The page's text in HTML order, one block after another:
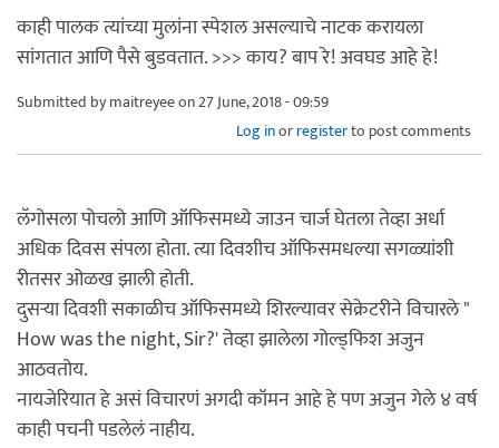
काही पालक त्यांच्या मुलांना स्पेशल असल्याचे नाटक करायला
सांगतात आणि पैसे बुडवतात. >>> काय? बाप रे! अवघड आहे हे!
Submitted bymaitreyeeon 27 June, 2018 - 09:59
Log inorregisterto post comments
लॅगोसला पोचलो आणि ऑफिसमध्ये जाउन चार्ज घेतला तेव्हा अर्धा
अधिक दिवस संपला होता. त्या दिवशीच ऑफिसमधल्या सगळ्यांशी
रीतसर ओळख झाली होती.
दुसर्‍या दिवशी सकाळीच ऑफिसमध्ये शिरल्यावर सेक्रेटरीने विचारले "
How was the night, Sir?' तेव्हा झालेला गोल्ड्फिश अजुन
आठवतोय.
नायजेरियात हे असं विचारणं अगदी कॉमन आहे हे पण अजुन गेले ४ वर्ष
काही पचनी पडलेलं नाहीय.